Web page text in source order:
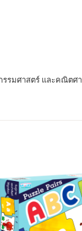
รมศาสตร์ และคณิต